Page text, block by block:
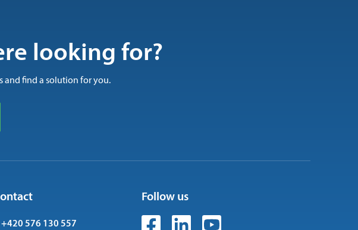
looking for?
and find a solution for you.
+420 576 130 557
Follow us